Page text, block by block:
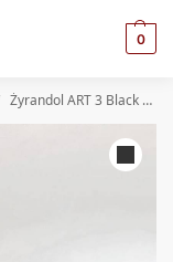
0
Żyrandol ART 3 Black (KT)